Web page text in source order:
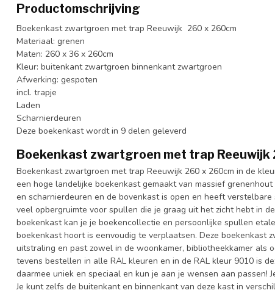
Productomschrijving
Boekenkast zwartgroen met trap Reeuwijk 260 x 260cm
Materiaal: grenen
Maten: 260 x 36 x 260cm
Kleur: buitenkant zwartgroen binnenkant zwartgroen
Afwerking: gespoten
incl. trapje
Laden
Scharnierdeuren
Deze boekenkast wordt in 9 delen geleverd
Boekenkast zwartgroen met trap Reeuwijk
Boekenkast zwartgroen met trap Reeuwijk 260 x 260cm in de
een hoge landelijke boekenkast gemaakt van massief
en scharnierdeuren en de bovenkast is open en heeft
veel opbergruimte voor spullen die je graag uit het zicht hebt in
boekenkast kan je je boekencollectie en persoonlijke spullen
boekenkast hoort is eenvoudig te verplaatsen. Deze boekenkast
uitstraling en past zowel in de woonkamer, bibliotheekkamer als
tevens bestellen in alle RAL kleuren en in de RAL kleur 9010 is
daarmee uniek en speciaal en kun je aan je wensen aan passen!
Je kunt zelfs de buitenkant en binnenkant van deze kast in